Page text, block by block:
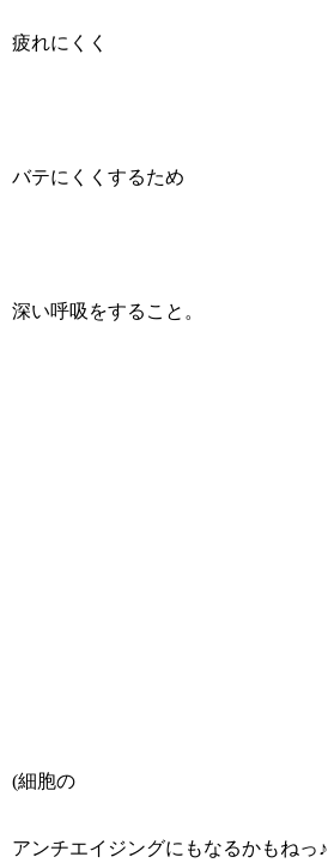
疲れにくく
バテにくくするため
深い呼吸をすること。
(細胞の
アンチエイジングにもなるかもねっ♪